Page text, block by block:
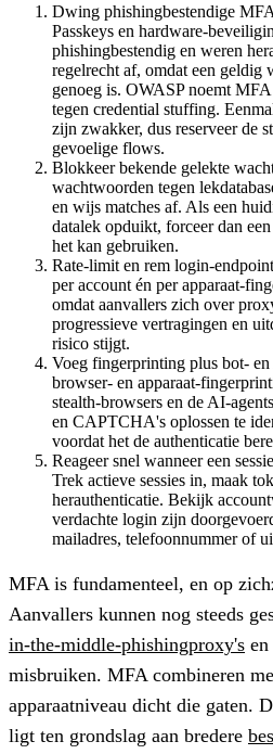
Dwing phishingbestendige
Passkeys en hardware-
phishingbestendig en weren
regelrecht af, omdat een geldig
genoeg is. OWASP noemt
tegen credential stuffing.
zijn zwakker, dus reserveer de
gevoelige flows.
Blokkeer bekende gelekte
wachtwoorden tegen
en wijs matches af. Als een
datalek opduikt, forceer dan
het kan gebruiken.
Rate-limit en rem login-
per account én per apparaat-
omdat aanvallers zich over
progressieve vertragingen en
risico stijgt.
Voeg fingerprinting plus bot-
browser- en apparaat-
stealth-browsers en de AI-
en CAPTCHA's oplossen te
voordat het de authenticatie
Reageer snel wanneer een
Trek actieve sessies in, maak
herauthenticatie. Bekijk
verdachte login zijn
mailadres, telefoonnummer of
MFA is fundamenteel, en op
Aanvallers kunnen nog steeds
in-the-middle-phishingproxy's
misbruiken. MFA combineren
apparaatniveau dicht die gaten.
ligt ten grondslag aan bredere